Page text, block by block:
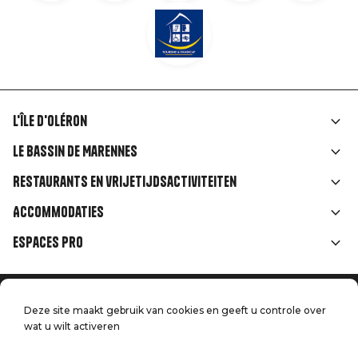
Liens
rubriques
L'île d'Oléron
Le Bassin de Marennes
Restaurants en vrijetijdsactiviteiten
Accommodaties
Espaces Pro
Menu
Juridische informatie
Druk op
Deze site maakt gebruik van cookies en geeft u controle over
wat u wilt activeren